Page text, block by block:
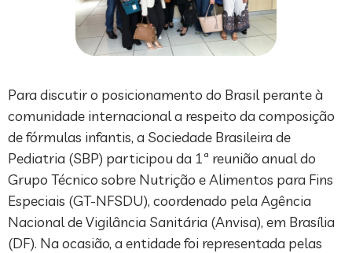
Para discutir o posicionamento do Brasil perante à
comunidade internacional a respeito da composição
de fórmulas infantis, a Sociedade Brasileira de
Pediatria (SBP) participou da 1ª reunião anual do
Grupo Técnico sobre Nutrição e Alimentos para Fins
Especiais (GT-NFSDU), coordenado pela Agência
Nacional de Vigilância Sanitária (Anvisa), em Brasília
(DF). Na ocasião, a entidade foi representada pelas